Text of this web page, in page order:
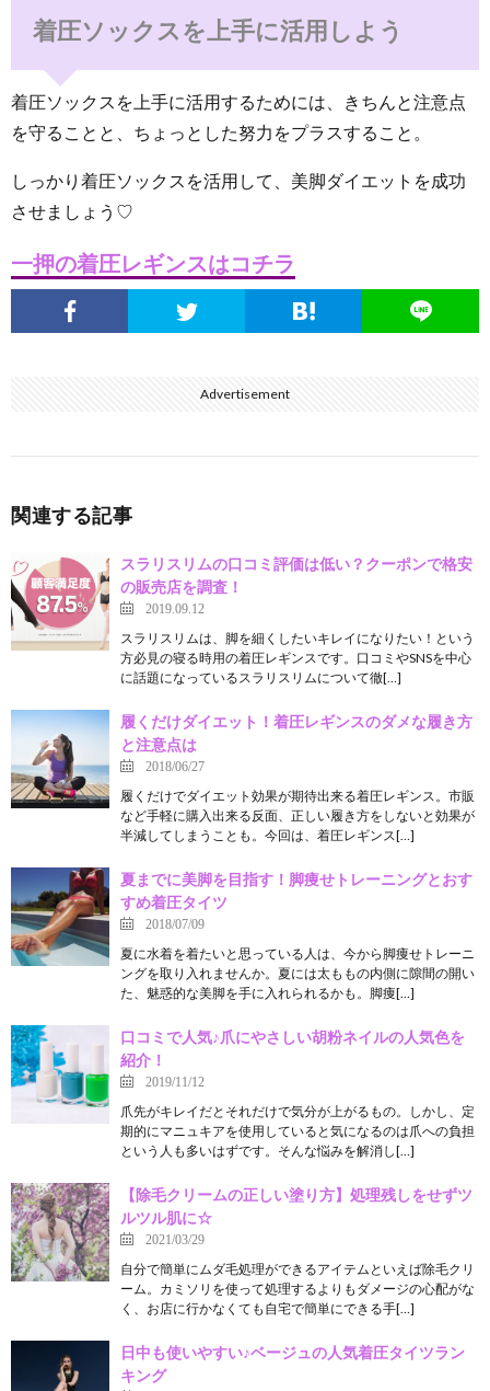
着圧ソックスを上手に活用しよう
着圧ソックスを上手に活用するためには、きちんと注意点
を守ることと、ちょっとした努力をプラスすること。
しっかり着圧ソックスを活用して、美脚ダイエットを成功
させましょう♡
一押の着圧レギンスはコチラ
Advertisement
関連する記事
スラリスリムの口コミ評価は低い？クーポンで格安
の販売店を調査！
2019.09.12
スラリスリムは、脚を細くしたいキレイになりたい！という
方必見の寝る時用の着圧レギンスです。口コミやSNSを中心
に話題になっているスラリスリムについて徹[…]
履くだけダイエット！着圧レギンスのダメな履き方
と注意点は
2018/06/27
履くだけでダイエット効果が期待出来る着圧レギンス。市販
など手軽に購入出来る反面、正しい履き方をしないと効果が
半減してしまうことも。今回は、着圧レギンス[…]
夏までに美脚を目指す！脚痩せトレーニングとおす
すめ着圧タイツ
2018/07/09
夏に水着を着たいと思っている人は、今から脚痩せトレーニ
ングを取り入れませんか。夏には太ももの内側に隙間の開い
た、魅惑的な美脚を手に入れられるかも。脚痩[…]
口コミで人気♪爪にやさしい胡粉ネイルの人気色を
紹介！
2019/11/12
爪先がキレイだとそれだけで気分が上がるもの。しかし、定
期的にマニュキアを使用していると気になるのは爪への負担
という人も多いはずです。そんな悩みを解消し[…]
【除毛クリームの正しい塗り方】処理残しをせずツ
ルツル肌に☆
2021/03/29
自分で簡単にムダ毛処理ができるアイテムといえば除毛クリ
ーム。カミソリを使って処理するよりもダメージの心配がな
く、お店に行かなくても自宅で簡単にできる手[…]
日中も使いやすい♪ベージュの人気着圧タイツラン
キング